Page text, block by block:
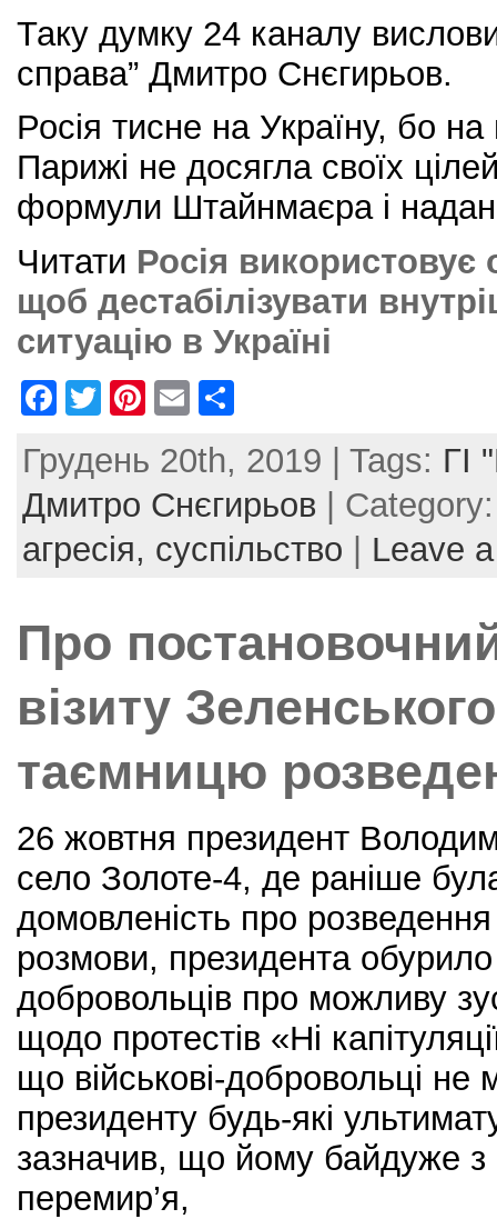
Таку думку 24 каналу
справа” Дмитро Снєгирьов.
Росія тисне на Україну, бо на
Парижі не досягла своїх
формули Штайнмаєра і
Читати Росія
щоб дестабілізувати
ситуацію в Україні
F
c
e
b
o
k
T
itt
er
Pi
er
e
st
E
ai
l
ar
e
Грудень 20th, 2019 | Tags: ГІ
Дмитро Снєгирьов |
агресія, суспільство Leave
Про
візиту
таємницю
26 жовтня президент
село Золоте-4, де раніше
домовленість про розведення
розмови, президента
добровольців про можливу
щодо протестів «Ні
що військові-добровольці
президенту будь-які
зазначив, що йому байдуже з
перемир’я,